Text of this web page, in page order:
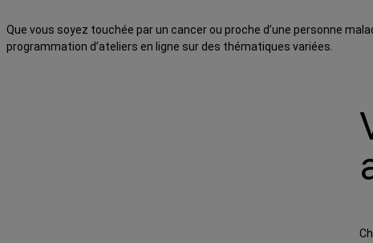
Que vous soyez touchée par un cancer ou proche d’une personne
programmation d’ateliers en ligne sur des thématiques variées.